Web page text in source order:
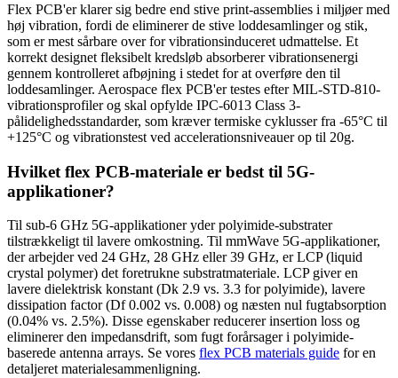
Flex PCB'er klarer sig bedre end stive print-assemblies i miljøer med
høj vibration, fordi de eliminerer de stive loddesamlinger og stik,
som er mest sårbare over for vibrationsinduceret udmattelse. Et
korrekt designet fleksibelt kredsløb absorberer vibrationsenergi
gennem kontrolleret afbøjning i stedet for at overføre den til
loddesamlinger. Aerospace flex PCB'er testes efter MIL-STD-810-
vibrationsprofiler og skal opfylde IPC-6013 Class 3-
pålidelighedsstandarder, som kræver termiske cyklusser fra -65°C til
+125°C og vibrationstest ved accelerationsniveauer op til 20g.
Hvilket flex PCB-materiale er bedst til 5G-
applikationer?
Til sub-6 GHz 5G-applikationer yder polyimide-substrater
tilstrækkeligt til lavere omkostning. Til mmWave 5G-applikationer,
der arbejder ved 24 GHz, 28 GHz eller 39 GHz, er LCP (liquid
crystal polymer) det foretrukne substratmateriale. LCP giver en
lavere dielektrisk konstant (Dk 2.9 vs. 3.3 for polyimide), lavere
dissipation factor (Df 0.002 vs. 0.008) og næsten nul fugtabsorption
(0.04% vs. 2.5%). Disse egenskaber reducerer insertion loss og
eliminerer den impedansdrift, som fugt forårsager i polyimide-
baserede antenna arrays. Se vores flex PCB materials guide for en
detaljeret materialesammenligning.